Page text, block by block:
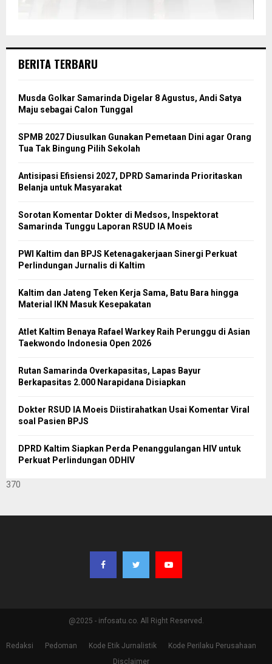
BERITA TERBARU
Musda Golkar Samarinda Digelar 8 Agustus, Andi Satya
Maju sebagai Calon Tunggal
SPMB 2027 Diusulkan Gunakan Pemetaan Dini agar Orang
Tua Tak Bingung Pilih Sekolah
Antisipasi Efisiensi 2027, DPRD Samarinda Prioritaskan
Belanja untuk Masyarakat
Sorotan Komentar Dokter di Medsos, Inspektorat
Samarinda Tunggu Laporan RSUD IA Moeis
PWI Kaltim dan BPJS Ketenagakerjaan Sinergi Perkuat
Perlindungan Jurnalis di Kaltim
Kaltim dan Jateng Teken Kerja Sama, Batu Bara hingga
Material IKN Masuk Kesepakatan
Atlet Kaltim Benaya Rafael Warkey Raih Perunggu di Asian
Taekwondo Indonesia Open 2026
Rutan Samarinda Overkapasitas, Lapas Bayur
Berkapasitas 2.000 Narapidana Disiapkan
Dokter RSUD IA Moeis Diistirahatkan Usai Komentar Viral
soal Pasien BPJS
DPRD Kaltim Siapkan Perda Penanggulangan HIV untuk
Perkuat Perlindungan ODHIV
370
@2025 - infosatu.co. All Right Reserved.
Redaksi Pedoman Kode Etik Jurnalistik
Kode Perilaku Perusahaan
Disclaimer